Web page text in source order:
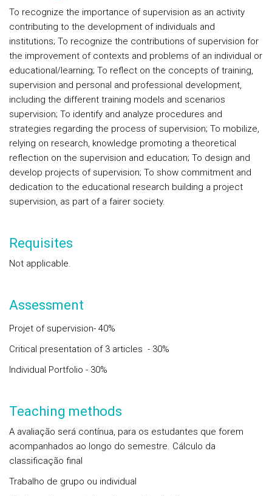
To recognize the importance of supervision as an activity
contributing to the development of individuals and
institutions; To recognize the contributions of supervision for
the improvement of contexts and problems of an individual or
educational/learning; To reflect on the concepts of training,
supervision and personal and professional development,
including the different training models and scenarios
supervision; To identify and analyze procedures and
strategies regarding the process of supervision; To mobilize,
relying on research, knowledge promoting a theoretical
reflection on the supervision and education; To design and
develop projects of supervision; To show commitment and
dedication to the educational research building a project
supervision, as part of a fairer society.
Requisites
Not applicable.
Assessment
Projet of supervision- 40%
Critical presentation of 3 articles - 30%
Individual Portfolio - 30%
Teaching methods
A avaliação será contínua, para os estudantes que forem
acompanhados ao longo do semestre. Cálculo da
classificação final
Trabalho de grupo ou individual